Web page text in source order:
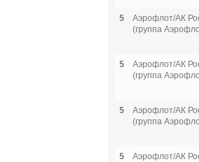
5
Аэрофлот/АК
(группа
5
Аэрофлот/АК
(группа
5
Аэрофлот/АК
(группа
5
Аэрофлот/АК